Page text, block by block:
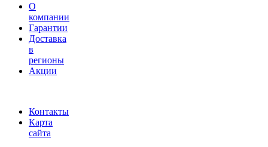
О
компании
Гарантии
Доставка
в
регионы
Акции
Контакты
Карта
сайта